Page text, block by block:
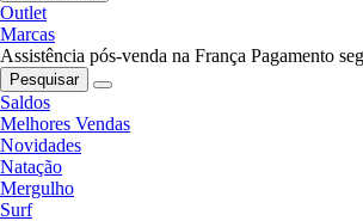
Outlet
Marcas
Assistência pós-venda na França Pagamento
Pesquisar
Saldos
Melhores Vendas
Novidades
Natação
Mergulho
Surf